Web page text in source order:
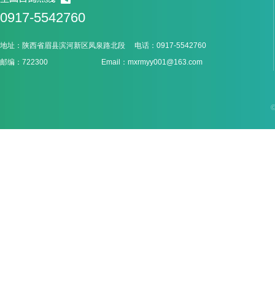
0917-5542760
地址：陕西省眉县滨河新区凤泉路北段 电话：0917-5542760
邮编：722300 Email：mxrmyy001@163.com